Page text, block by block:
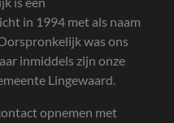
in 1994 met als naam
was ons
inmiddels zijn onze
Lingewaard.
opnemen met